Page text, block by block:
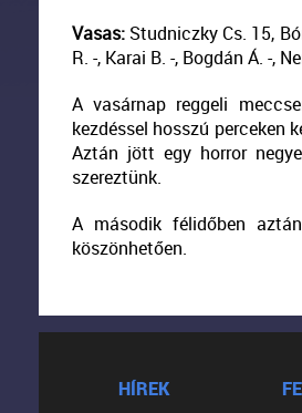
Vasas: Studniczky Cs. 15,
R. -, Karai B. -, Bogdán Á. -,
A vasárnap reggeli
kezdéssel hosszú perceken
Aztán jött egy horror
szereztünk.
A második félidőben
köszönhetően.
HÍREK